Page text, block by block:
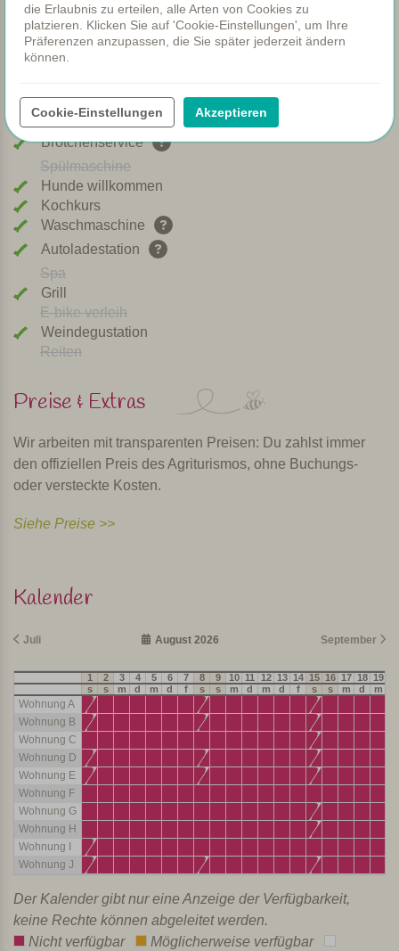
Gemeinsame Dinners
WIFI
Beheizter Pool
Klimaanlage
Brötchenservice
Spülmaschine
Hunde willkommen
Kochkurs
Waschmaschine
Autoladestation
Spa
Grill
E-bike verleih
Weindegustation
Reiten
Preise & Extras
Wir arbeiten mit transparenten Preisen: Du zahlst immer
den offiziellen Preis des Agriturismos, ohne Buchungs-
oder versteckte Kosten.
Siehe Preise >>
Kalender
Juli August 2026 September
1 2 3 4 5 6 7 8 9 10 11 12 13 14 15 16 17 18 19
s
s m d m d f s s m d m d f s s m d m
Wohnung A
Wohnung B
Wohnung C
Wohnung D
Wohnung E
Wohnung F
Wohnung G
Wohnung H
Wohnung I
Wohnung J
Der Kalender gibt nur eine Anzeige der Verfügbarkeit,
keine Rechte können abgeleitet werden.
Nicht verfügbar
Möglicherweise verfügbar
die Erlaubnis zu erteilen, alle Arten von Cookies zu
platzieren. Klicken Sie auf 'Cookie-Einstellungen', um Ihre
Präferenzen anzupassen, die Sie später jederzeit ändern
können.
Cookie-Einstellungen Akzeptieren